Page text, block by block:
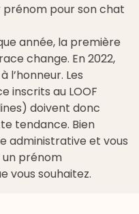
pour son chat
année, la première
change. En 2022,
l’honneur. Les
inscrits au LOOF
doivent donc
tendance. Bien
administrative et vous
prénom
vous souhaitez.